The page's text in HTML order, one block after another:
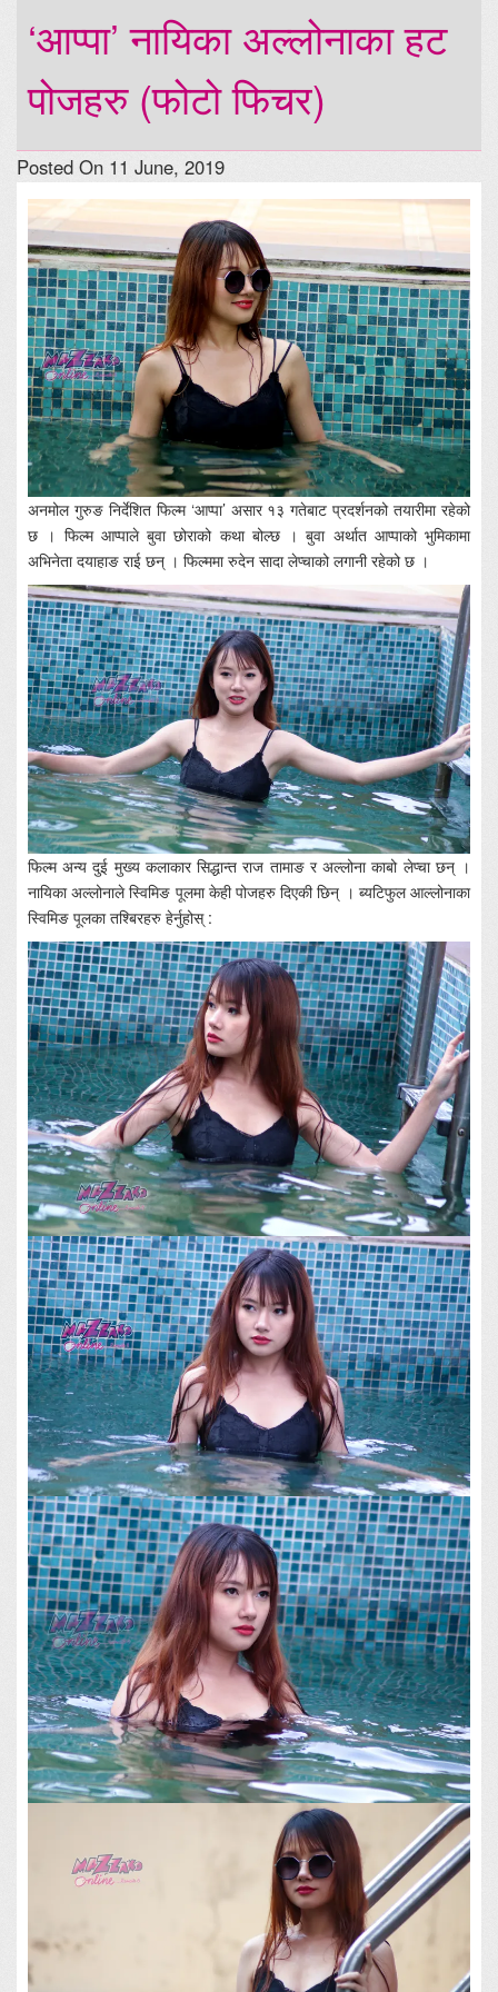
‘आप्पा’ नायिका अल्लोनाका हट
पोजहरु (फोटो फिचर)
Posted On 11 June, 2019
अनमोल गुरुङ निर्देशित फिल्म ‘आप्पा’ असार १३ गतेबाट प्रदर्शनको तयारीमा रहेको
छ । फिल्म आप्पाले बुवा छोराको कथा बोल्छ । बुवा अर्थात आप्पाको भुमिकामा
अभिनेता दयाहाङ राई छन् । फिल्ममा रुदेन सादा लेप्चाको लगानी रहेको छ ।
फिल्म अन्य दुई मुख्य कलाकार सिद्धान्त राज तामाङ र अल्लोना काबो लेप्चा छन् ।
नायिका अल्लोनाले स्विमिङ पूलमा केही पोजहरु दिएकी छिन् । ब्यटिफुल आल्लोनाका
स्विमिङ पूलका तश्बिरहरु हेर्नुहोस् :